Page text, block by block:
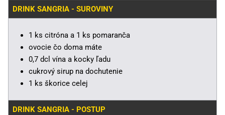
DRINK SANGRIA - SUROVINY
1 ks citróna a 1 ks pomaranča
ovocie čo doma máte
0,7 dcl vína a kocky ľadu
cukrový sirup na dochutenie
1 ks škorice celej
DRINK SANGRIA - POSTUP